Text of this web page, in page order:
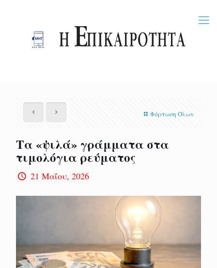
Φόρτωση Όλων
Τα «ψιλά» γράμματα στα
τιμολόγια ρεύματος
21 Μαΐου, 2026